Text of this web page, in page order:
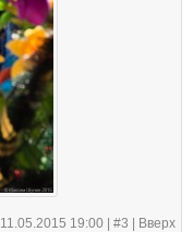
11.05.2015 19:00 | #3 Вверх